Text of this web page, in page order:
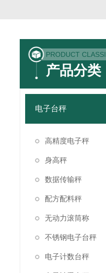
PRODUCT
产品分类
电子台秤
高精度电子秤
身高秤
数据传输秤
配方配料秤
无动力滚筒称
不锈钢电子台秤
电子计数台秤